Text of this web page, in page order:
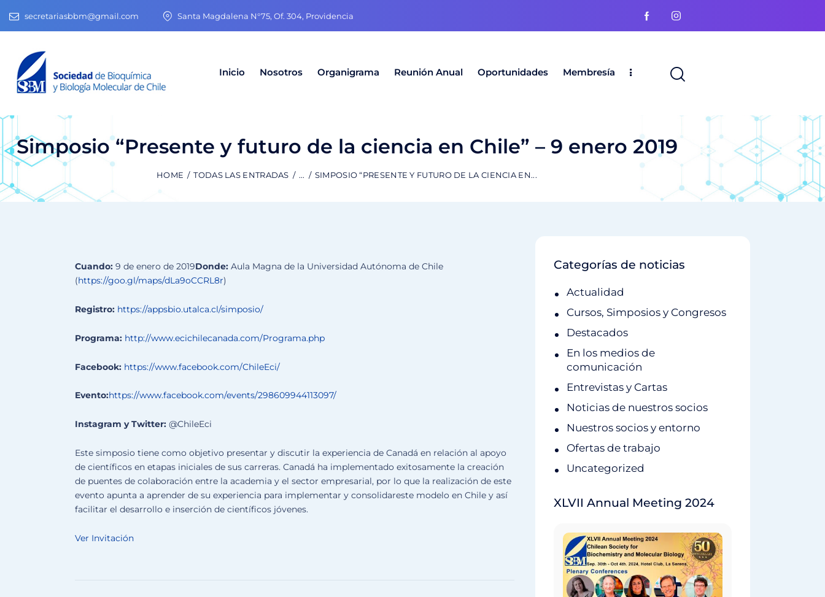
secretariasbbm@gmail.com Santa Magdalena N°75, Of. 304, Providencia
Inicio Nosotros Organigrama Reunión Anual Oportunidades Membresía
Simposio “Presente y futuro de la ciencia en Chile” – 9 enero 2019
HOME TODAS LAS ENTRADAS ... SIMPOSIO “PRESENTE Y FUTURO DE LA CIENCIA EN...
Cuando: 9 de enero de 2019Donde: Aula Magna de la Universidad Autónoma de Chile
(https://goo.gl/maps/dLa9oCCRL8r)
Registro: https://appsbio.utalca.cl/simposio/
Programa: http://www.ecichilecanada.com/Programa.php
Facebook: https://www.facebook.com/ChileEci/
Evento:https://www.facebook.com/events/298609944113097/
Instagram y Twitter: @ChileEci
Este simposio tiene como objetivo presentar y discutir la experiencia de Canadá en relación al apoyo
de científicos en etapas iniciales de sus carreras. Canadá ha implementado exitosamente la creación
de puentes de colaboración entre la academia y el sector empresarial, por lo que la realización de este
evento apunta a aprender de su experiencia para implementar y consolidareste modelo en Chile y así
facilitar el desarrollo e inserción de científicos jóvenes.
Ver Invitación
Categorías de noticias
Actualidad
Cursos, Simposios y Congresos
Destacados
En los medios de
comunicación
Entrevistas y Cartas
Noticias de nuestros socios
Nuestros socios y entorno
Ofertas de trabajo
Uncategorized
XLVII Annual Meeting 2024